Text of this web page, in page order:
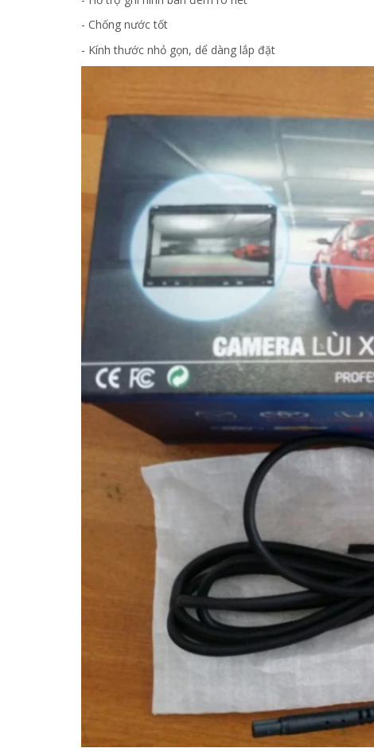
- Chống nước tốt
- Kính thước nhỏ gọn, dể dàng lắp đặt